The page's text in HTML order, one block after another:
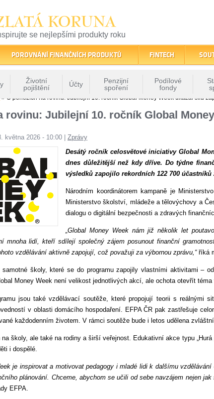
KORUNA
se nejlepšími produkty roku
let tradice a kvality na finančním trhu
POROVNÁNÍ FINANČNÍCH PRODUKTŮ FINTECH
Životní
pojištění
Účty
Penzijní
spoření
Podílové
fondy
» O penězích na rovinu: Jubilejní 10. ročník Global Money Week ukázal sílu
rovinu: Jubilejní 10. ročník Global
května 2026 - 10:00
Zprávy
Desátý ročník celosvětové iniciativy Global
dnes důležitější než kdy dříve. Do týdne
výsledků zapojilo rekordních 122 700
Národním koordinátorem kampaně je
Ministerstvo školství, mládeže a tělovýchovy a
dialogu o digitální bezpečnosti a zdravých
„Global Money Week nám již několik let
mnoha lidí, kteří sdílejí společný zájem posunout finanční
vzdělávání aktivně zapojují, což považuji za výbornou zprávu,“říká
samotné školy, které se do programu zapojily vlastními aktivitami –
Money Week není velikost jednotlivých akcí, ale ochota otevřít
jsou také vzdělávací soutěže, které propojují teorii s reálnými
v oblasti domácího hospodaření. EFPA ČR pak zastřešuje
každodenním životem. V rámci soutěže bude i letos udělena
školy, ale také na rodiny a širší veřejnost. Edukativní akce typu
i dospělé.
je inspirovat a motivovat pedagogy i mladé lidi k dalšímu
plánování. Chceme, abychom se učili od sebe navzájem nejen
EFPA.